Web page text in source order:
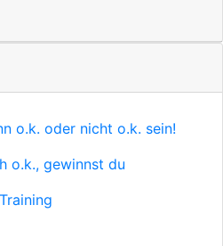
o.k. oder nicht o.k. sein!
o.k., gewinnst du